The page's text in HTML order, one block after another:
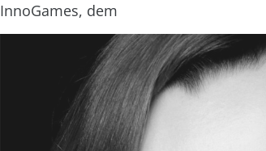
InnoGames, dem